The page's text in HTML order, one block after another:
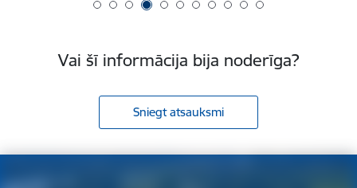
Vai šī informācija bija noderīga?
Sniegt atsauksmi